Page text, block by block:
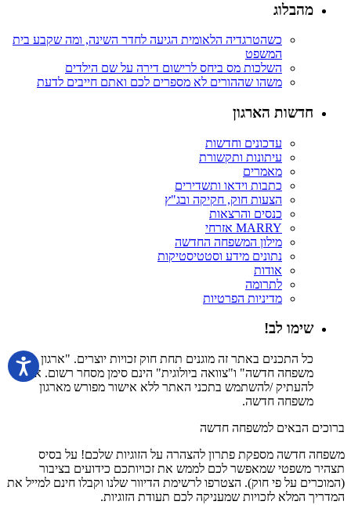
מהבלוג
כשהטרגדיה הלאומית הגיעה לחדר השינה, ומה שקבע בית
המשפט
השלכות מס ביחס לרישום דירה על שם הילדים
משהו שההורים לא מספרים לכם ואתם חייבים לדעת
חדשות הארגון
עדכונים וחדשות
עיתונות ותקשורת
מאמרים
כתבות וידאו ותשדירים
הצעות חוק, חקיקה ובג"ץ
כנסים והרצאות
MARRY אזרחי
מילון המשפחה החדשה
נתונים מידע וסטטיסטיקות
אודות
לתרומה
מדיניות הפרטיות
שימו לב!
כל התכנים באתר זה מוגנים תחת חוק זכויות יוצרים. "ארגון
משפחה חדשה" ו"צוואה ביולוגית" הינם סימן מסחר רשום. אין
להעתיק /להשתמש בתכני האתר ללא אישור מפורש מארגון
משפחה חדשה.
ברוכים הבאים למשפחה חדשה
משפחה חדשה מספקת פתרון להצהרה על הזוגיות שלכם! על בסיס
תצהיר משפטי שמאפשר לכם לממש את זכויותכם כידועים בציבור
(המוכרים על פי חוק). הצטרפו לרשימת הדיוור שלנו וקבלו חינם למייל את
המדריך המלא לזכויות שמעניקה לכם תעודת הזוגיות.